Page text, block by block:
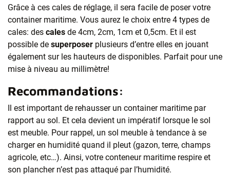
Grâce à ces cales de réglage, il sera facile de poser votre
container maritime. Vous aurez le choix entre 4 types de
cales: des cales de 4cm, 2cm, 1cm et 0,5cm. Et il est
possible de superposer plusieurs d’entre elles en jouant
également sur les hauteurs de disponibles. Parfait pour une
mise à niveau au millimètre!
Recommandations:
Il est important de rehausser un container maritime par
rapport au sol. Et cela devient un impératif lorsque le sol
est meuble. Pour rappel, un sol meuble à tendance à se
charger en humidité quand il pleut (gazon, terre, champs
agricole, etc…). Ainsi, votre conteneur maritime respire et
son plancher n’est pas attaqué par l’humidité.